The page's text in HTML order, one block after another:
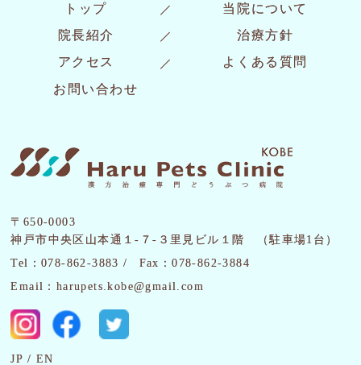
トップ
当院について
院長紹介
治療方針
アクセス
よくある質問
お問い合わせ
〒650-0003
神戸市中央区山本通１-７-３里見ビル１階 （駐車場1台）
Tel：078-862-3883 /
Fax：078-862-3884
Email：harupets.kobe@gmail.com
JP EN